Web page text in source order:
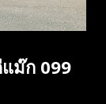
ม๊ก 099